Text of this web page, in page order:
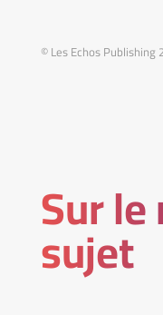
© Les Echos
Sur
sujet